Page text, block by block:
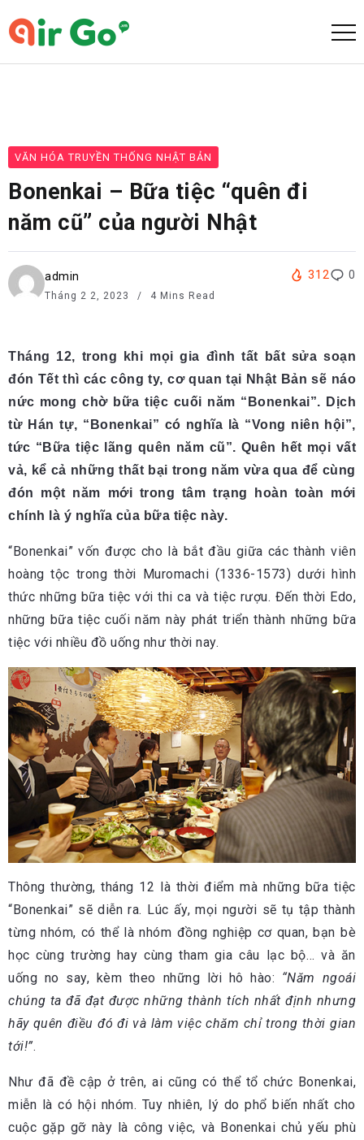
VĂN HÓA TRUYỀN THỐNG NHẬT BẢN
Bonenkai – Bữa tiệc “quên đi
năm cũ” của người Nhật
admin
Tháng 2 2, 2023 4 Mins Read
312 0
Tháng 12, trong khi mọi gia đình tất bất sửa soạn
đón Tết thì các công ty, cơ quan tại Nhật Bản sẽ náo
nức mong chờ bữa tiệc cuối năm “Bonenkai”. Dịch
từ Hán tự, “Bonenkai” có nghĩa là “Vong niên hội”,
tức “Bữa tiệc lãng quên năm cũ”. Quên hết mọi vất
vả, kể cả những thất bại trong năm vừa qua để cùng
đón một năm mới trong tâm trạng hoàn toàn mới
chính là ý nghĩa của bữa tiệc này.
“Bonenkai” vốn được cho là bắt đầu giữa các thành viên
hoàng tộc trong thời Muromachi (1336-1573) dưới hình
thức những bữa tiệc với thi ca và tiệc rượu. Đến thời Edo,
những bữa tiệc cuối năm này phát triển thành những bữa
tiệc với nhiều đồ uống như thời nay.
Thông thường, tháng 12 là thời điểm mà những bữa tiệc
“Bonenkai” sẽ diễn ra. Lúc ấy, mọi người sẽ tụ tập thành
từng nhóm, có thể là nhóm đồng nghiệp cơ quan, bạn bè
học cùng trường hay cùng tham gia câu lạc bộ… và ăn
uống no say, kèm theo những lời hô hào: “Năm ngoái
chúng ta đã đạt được những thành tích nhất định nhưng
hãy quên điều đó đi và làm việc chăm chỉ trong thời gian
tới!”.
Như đã đề cập ở trên, ai cũng có thể tổ chức Bonenkai,
miễn là có hội nhóm. Tuy nhiên, lý do phổ biến nhất cho
cuộc gặp gỡ này là công việc, và Bonenkai chủ yếu phù